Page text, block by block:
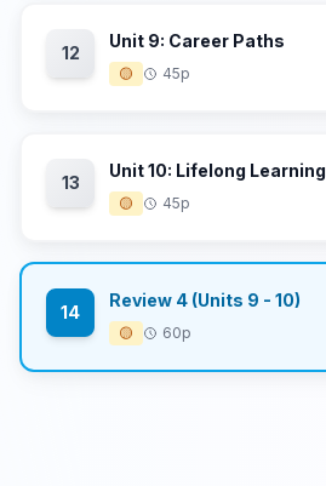
12
Unit 9: Career Paths
🟡 45p
13
Unit 10: Lifelong Learning
🟡 45p
14
Review 4 (Units 9 - 10)
🟡 60p